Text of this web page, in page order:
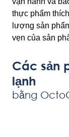
thực phẩm
lượng sản
vẹn của sản
Các sản
lạnh
bằng